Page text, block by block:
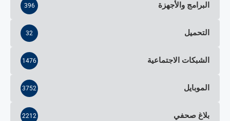
البرامج والأجهزة 396
التحميل 32
الشبكات الاجتماعية 1476
الموبايل 3752
بلاغ صحفي 2212